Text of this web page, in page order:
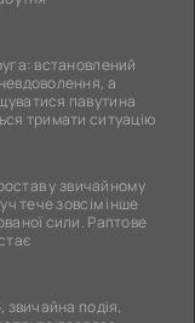
встановлений
а
павутина
тримати ситуацію
у звичайному
тече зовсім інше
сили. Раптове
звичайна подія,